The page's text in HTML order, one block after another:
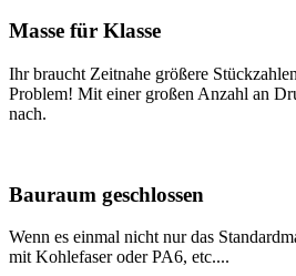
Masse für Klasse
Ihr braucht Zeitnahe größere
Problem! Mit einer großen Anzahl an
nach.
Bauraum geschlossen
Wenn es einmal nicht nur das
mit Kohlefaser oder PA6, etc....